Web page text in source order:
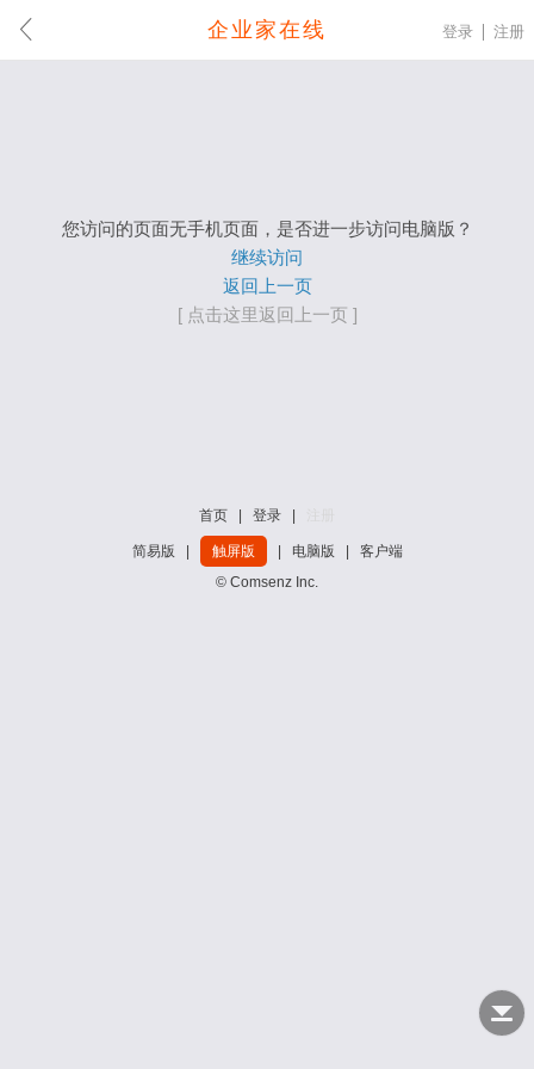
企业家在线 登录 注册
您访问的页面无手机页面，是否进一步访问电脑版？
继续访问
返回上一页
[ 点击这里返回上一页 ]
首页 登录
简易版 触屏版 电脑版
客户端
© Comsenz Inc.